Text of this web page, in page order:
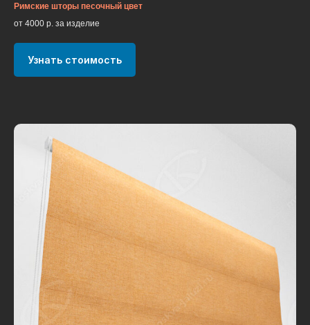
Римские шторы песочный цвет
от 4000 р. за изделие
Узнать стоимость